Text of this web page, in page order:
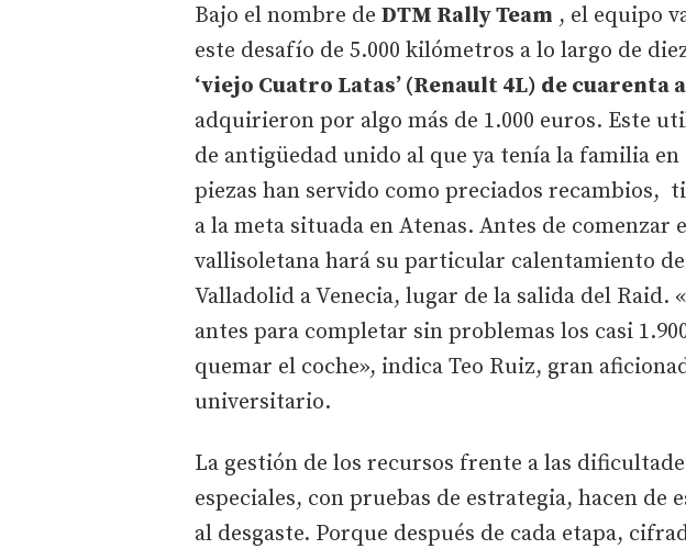
Bajo el nombre de DTM Rally Team , el equipo
este desafío de 5.000 kilómetros a lo largo de
‘viejo Cuatro Latas’ (Renault 4L) de cuarenta
adquirieron por algo más de 1.000 euros. Este
de antigüedad unido al que ya tenía la familia en
piezas han servido como preciados recambios,
a la meta situada en Atenas. Antes de comenzar
vallisoletana hará su particular calentamiento
Valladolid a Venecia, lugar de la salida del Raid.
antes para completar sin problemas los casi
quemar el coche», indica Teo Ruiz, gran
universitario.
La gestión de los recursos frente a las
especiales, con pruebas de estrategia, hacen de
al desgaste. Porque después de cada etapa,